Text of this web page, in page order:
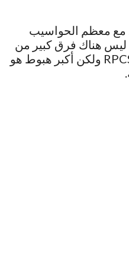
مع معظم الحواسيب
ليس هناك فرق كبير من
حيث جودة اللعبة مقارنة RPCS3 ولكن أكبر هبوط هو